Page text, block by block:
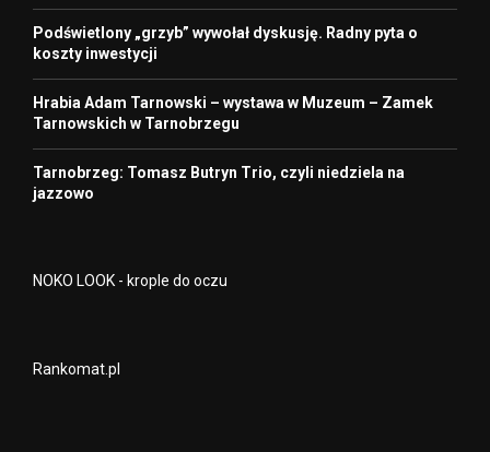
Podświetlony „grzyb” wywołał dyskusję. Radny pyta o
koszty inwestycji
Hrabia Adam Tarnowski – wystawa w Muzeum – Zamek
Tarnowskich w Tarnobrzegu
Tarnobrzeg: Tomasz Butryn Trio, czyli niedziela na
jazzowo
NOKO LOOK - krople do oczu
Rankomat.pl